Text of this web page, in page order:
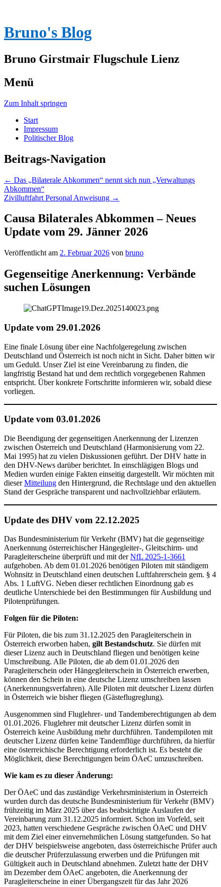
Bruno's Blog
Bruno Girstmair Flugschule Lienz
Menü
Zum Inhalt springen
Start
Impressum
Politischer Blog
Beitrags-Navigation
← Das „Bilaterale Abkommen“ nennt sich nun „Verwaltungs
Abkommen“
Zivilluftfahrt Personal Anweisung →
Causa Bilaterales Abkommen – Neues
Update vom 29. Jänner 2026
Veröffentlicht am 2. Februar 2026 von bruno
Gegenseitige Anerkennung: Verbände
suchen Lösungen
Update vom 29.01.2026
Eine finale Lösung über eine Nachfolgeregelung zwischen
Deutschland und Österreich ist noch nicht in Sicht. Daher bitten wir
um Geduld. Unser Ziel ist eine Vereinbarung zu finden, die
langfristig Bestand hat und dem rechtlich vorgegebenen Rahmen
entspricht. Über konkrete Fortschritte informieren wir, sobald diese
vorliegen.
Update vom 03.01.2026
Die Beendigung der gegenseitigen Anerkennung der Lizenzen
zwischen Österreich und Deutschland (Harmonisierung vom 22.
Mai 1995) hat zu vielen Diskussionen geführt. Der DHV hatte in
den DHV-News darüber berichtet. In einschlägigen Blogs und
Medien wurden einige Fakten einseitig dargestellt. Wir möchten mit
dieserMitteilung den Hintergrund, die Rechtslage und den aktuellen
Stand der Gespräche transparent und nachvollziehbar erläutern.
Update des DHV vom 22.12.2025
Das Bundesministerium für Verkehr (BMV) hat die gegenseitige
Anerkennung österreichischer Hängegleiter-, Gleitschirm- und
Paragleiterscheine überprüft und mit derNfL 2025-1-3661
aufgehoben. Ab dem 01.01.2026 benötigen Piloten mit ständigem
Wohnsitz in Deutschland einen deutschen Luftfahrerschein gem. § 4
Abs. 1 LuftVG. Neben dieser rechtlichen Einordnung gab es
deutliche Unterschiede bei den Bestimmungen für Ausbildung und
Pilotenprüfungen.
Folgen für die Piloten:
Für Piloten, die bis zum 31.12.2025 den Paragleiterschein in
Österreich erworben haben, gilt Bestandschutz. Sie dürfen mit
dieser Lizenz auch in Deutschland fliegen und benötigen keine
Umschreibung. Alle Piloten, die ab dem 01.01.2026 den
Paragleiterschein oder Hängegleiterschein in Österreich erwerben,
können den Schein in eine deutsche Lizenz umschreiben lassen
(Anerkennungsverfahren). Alle Piloten mit deutscher Lizenz dürfen
in Österreich wie bisher fliegen (Gästeflugreglung).
Ausgenommen sind Fluglehrer- und Tandemberechtigungen ab dem
01.01.2026. Fluglehrer mit deutscher Lizenz dürfen somit in
Österreich keine Ausbildung mehr durchführen. Tandempiloten mit
deutscher Lizenz dürfen keine Tandemflüge durchführen, da hierfür
eine österreichische Berechtigung erforderlich ist. Es besteht die
Möglichkeit, diese Berechtigungen beim ÖAeC umzuschreiben.
Wie kam es zu dieser Änderung:
Der ÖAeC und das zuständige Verkehrsministerium in Österreich
wurden durch das deutsche Bundesministerium für Verkehr (BMV)
frühzeitig im März 2025 über das beabsichtigte Auslaufen der
Vereinbarung zum 31.12.2025 informiert. Schon im Vorfeld, seit
2023, hatten verschiedene Gespräche zwischen ÖAeC und DHV
mit dem Ziel einer einvernehmlichen Lösung stattgefunden. So hat
der DHV beispielsweise angeboten, dass österreichische Prüfer auch
die deutscher Prüferzulassung erwerben und die Prüfungen mit
Gültigkeit auch in Deutschland abnehmen. Zuletzt hatte der DHV
im Dezember dem ÖAeC angeboten, die Anerkennung der
Paragleiterscheine in einer Übergangszeit für das Jahr 2026